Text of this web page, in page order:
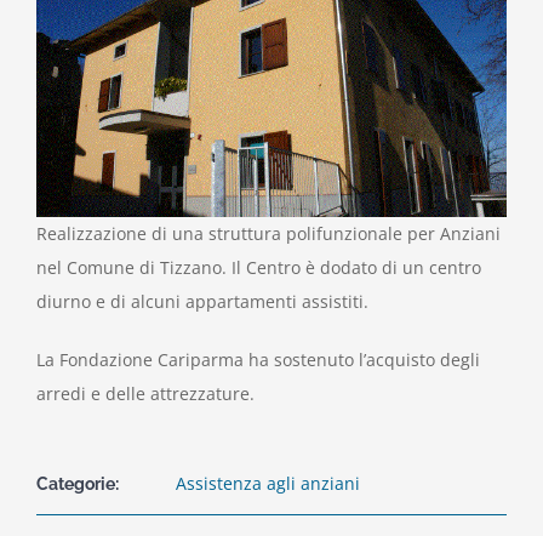
Image
Realizzazione di una struttura polifunzionale per Anziani
nel Comune di Tizzano. Il Centro è dodato di un centro
diurno e di alcuni appartamenti assistiti.
La Fondazione Cariparma ha sostenuto l’acquisto degli
arredi e delle attrezzature.
Categorie: Assistenza agli anziani